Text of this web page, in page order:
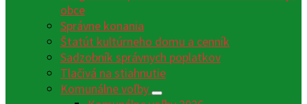
obce
Správne konania
Štatút kultúrneho domu a cenník
Sadzobník správnych poplatkov
Tlačivá na stiahnutie
Komunálne voľby